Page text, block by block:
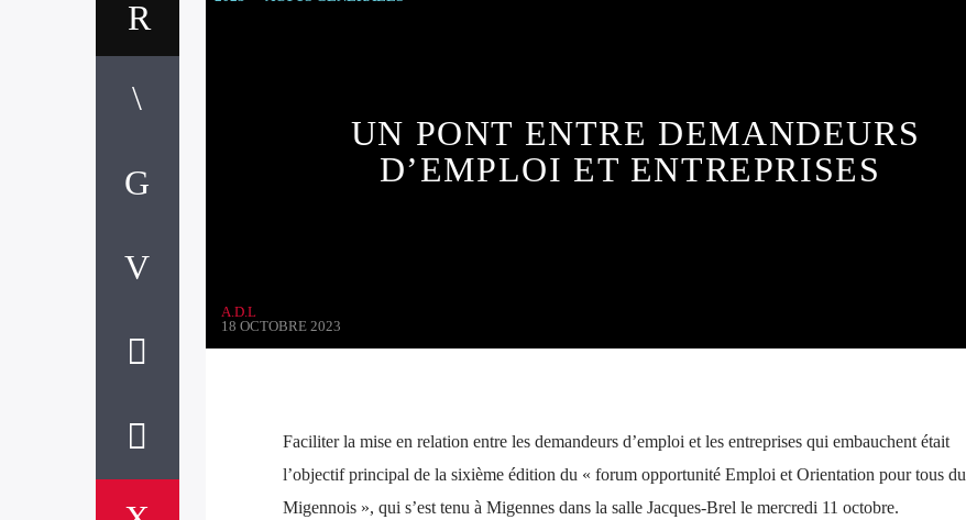
UN PONT ENTRE DEMANDEURS
D’EMPLOI ET ENTREPRISES
A.D.L
18 OCTOBRE 2023
Faciliter la mise en relation entre les demandeurs d’emploi et les entreprises qui embauchent était
l’objectif principal de la sixième édition du « forum opportunité Emploi et Orientation pour tous du
Migennois », qui s’est tenu à Migennes dans la salle Jacques-Brel le mercredi 11 octobre.